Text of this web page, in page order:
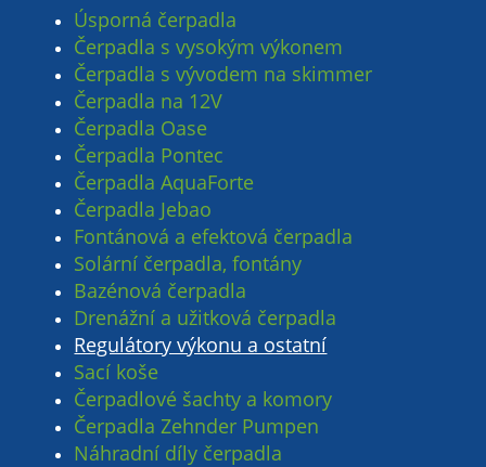
Úsporná čerpadla
Čerpadla s vysokým výkonem
Čerpadla s vývodem na skimmer
Čerpadla na 12V
Čerpadla Oase
Čerpadla Pontec
Čerpadla AquaForte
Čerpadla Jebao
Fontánová a efektová čerpadla
Solární čerpadla, fontány
Bazénová čerpadla
Drenážní a užitková čerpadla
Regulátory výkonu a ostatní
Sací koše
Čerpadlové šachty a komory
Čerpadla Zehnder Pumpen
Náhradní díly čerpadla